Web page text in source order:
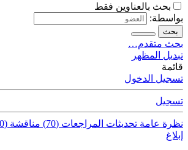
بحث بالعناوين فقط
بواسطة:
بحث
بحث متقدم…
تبديل المظهر
قائمة
تسجيل الدخول
تسجيل
نظرة عامة تحديثات المراجعات (70) مناقشة (30)
إبلاغ